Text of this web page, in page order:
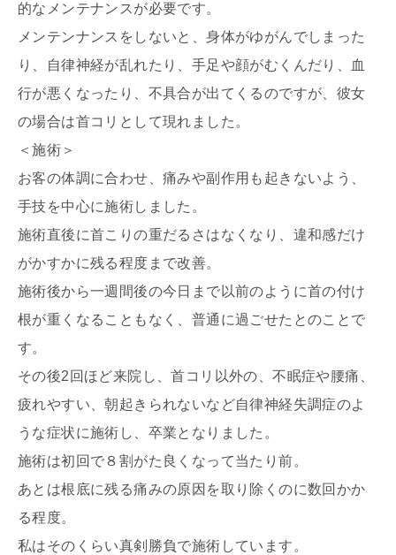
的なメンテナンスが必要です。
メンテンナンスをしないと、身体がゆがんでしまった
り、
自律神経が乱れたり、手足や顔がむくんだり、
血
行が悪くなったり、不具合が出てくるのですが、 彼女
の場合は首コリとして現れました。
＜施術＞
お客の体調に合わせ、痛みや副作用も起きないよう、
手技を中心に施術しました。
施術直後に首こりの重だるさはなくなり、 違和感だけ
がかすかに残る程度まで改善。
施術後から一週間後の今日まで以前のように首の付け
根が重くなる こともなく、普通に過ごせたとのことで
す。
その後2回ほど来院し、首コリ以外の、不眠症や腰痛、
疲れやすい、朝起きられないなど自律神経失調症のよ
うな症状に施術し、 卒業となりました。
施術は初回で８割がた良くなって当たり前。
あとは根底に残る痛みの原因を取り除くのに数回かか
る程度。
私はそのくらい真剣勝負で施術しています。